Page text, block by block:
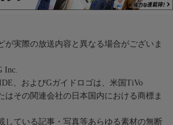
が実際の放送内容と異なる場合がございま
Inc.
、およびGガイドロゴは、米国TiVo
はその関連会社の日本国内における商標ま
している記事・写真等あらゆる素材の無断